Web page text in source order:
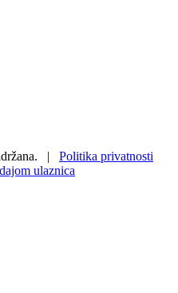
. | Politika privatnosti
ulaznica